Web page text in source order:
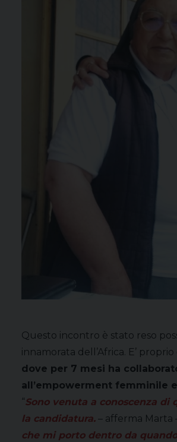
Questo incontro è stato reso
innamorata dell’Africa. E’ proprio
dove per 7 mesi ha
all’empowerment femminile
“Sono venuta a conoscenza
la candidatura. – afferma Marta
che mi porto dentro da